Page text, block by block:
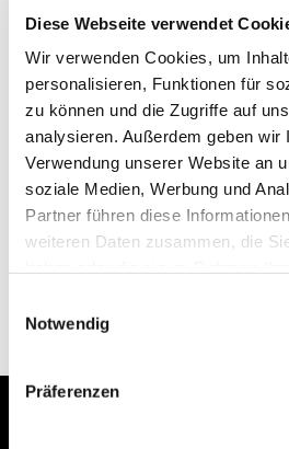
Diese Webseite verwendet
Wir verwenden Cookies, um
personalisieren, Funktionen für
zu können und die Zugriffe auf
analysieren. Außerdem geben wir
Verwendung unserer Website an
soziale Medien, Werbung und
Partner führen diese
weiteren Daten zusammen, die
Notwendig
Präferenzen